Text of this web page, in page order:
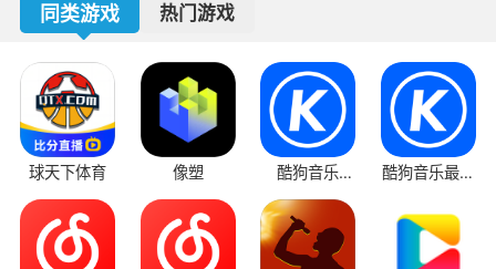
同类游戏 热门游戏
球天下体育 像塑
酷狗音乐
2025免费版
酷狗音乐最新